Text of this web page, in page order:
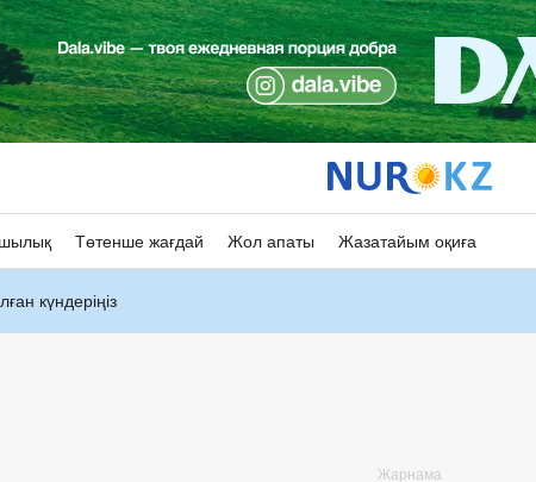
Төтенше жағдай Жол апаты Жазатайым оқиға
күндеріңіз